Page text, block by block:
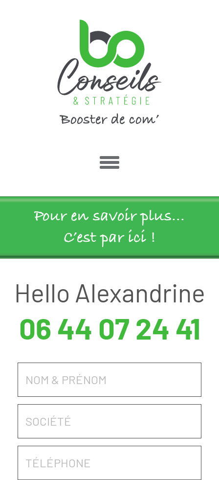
Pour en savoir plus...
C’est par ici !
Hello Alexandrine
06 44 07 24 41